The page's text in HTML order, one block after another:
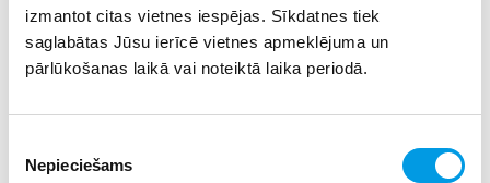
izmantot citas vietnes iespējas. Sīkdatnes tiek
saglabātas Jūsu ierīcē vietnes apmeklējuma un
pārlūkošanas laikā vai noteiktā laika periodā.
izvēle
Nepieciešams
Pēc 9. klases:
Restaurācijas tehniķis (mācību ilgums 4 gadi);
Būvizstrādājumu galdnieks (mācību ilgums 4 gadi)
uzņemšana
no 2024. gada 1. augusta.